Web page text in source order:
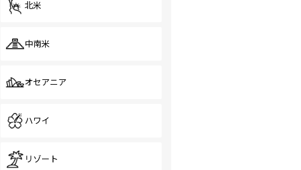
北米
中南米
オセアニア
ハワイ
リゾート